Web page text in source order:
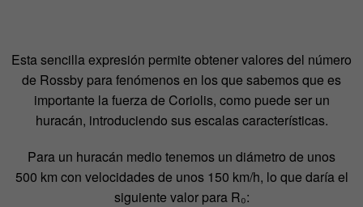
Esta sencilla expresión permite obtener valores del número
de Rossby para fenómenos en los que sabemos que es
importante la fuerza de Coriolis, como puede ser un
huracán, introduciendo sus escalas características.
Para un huracán medio tenemos un diámetro de unos
500 km con velocidades de unos 150 km/h, lo que daría el
siguiente valor para R₀: